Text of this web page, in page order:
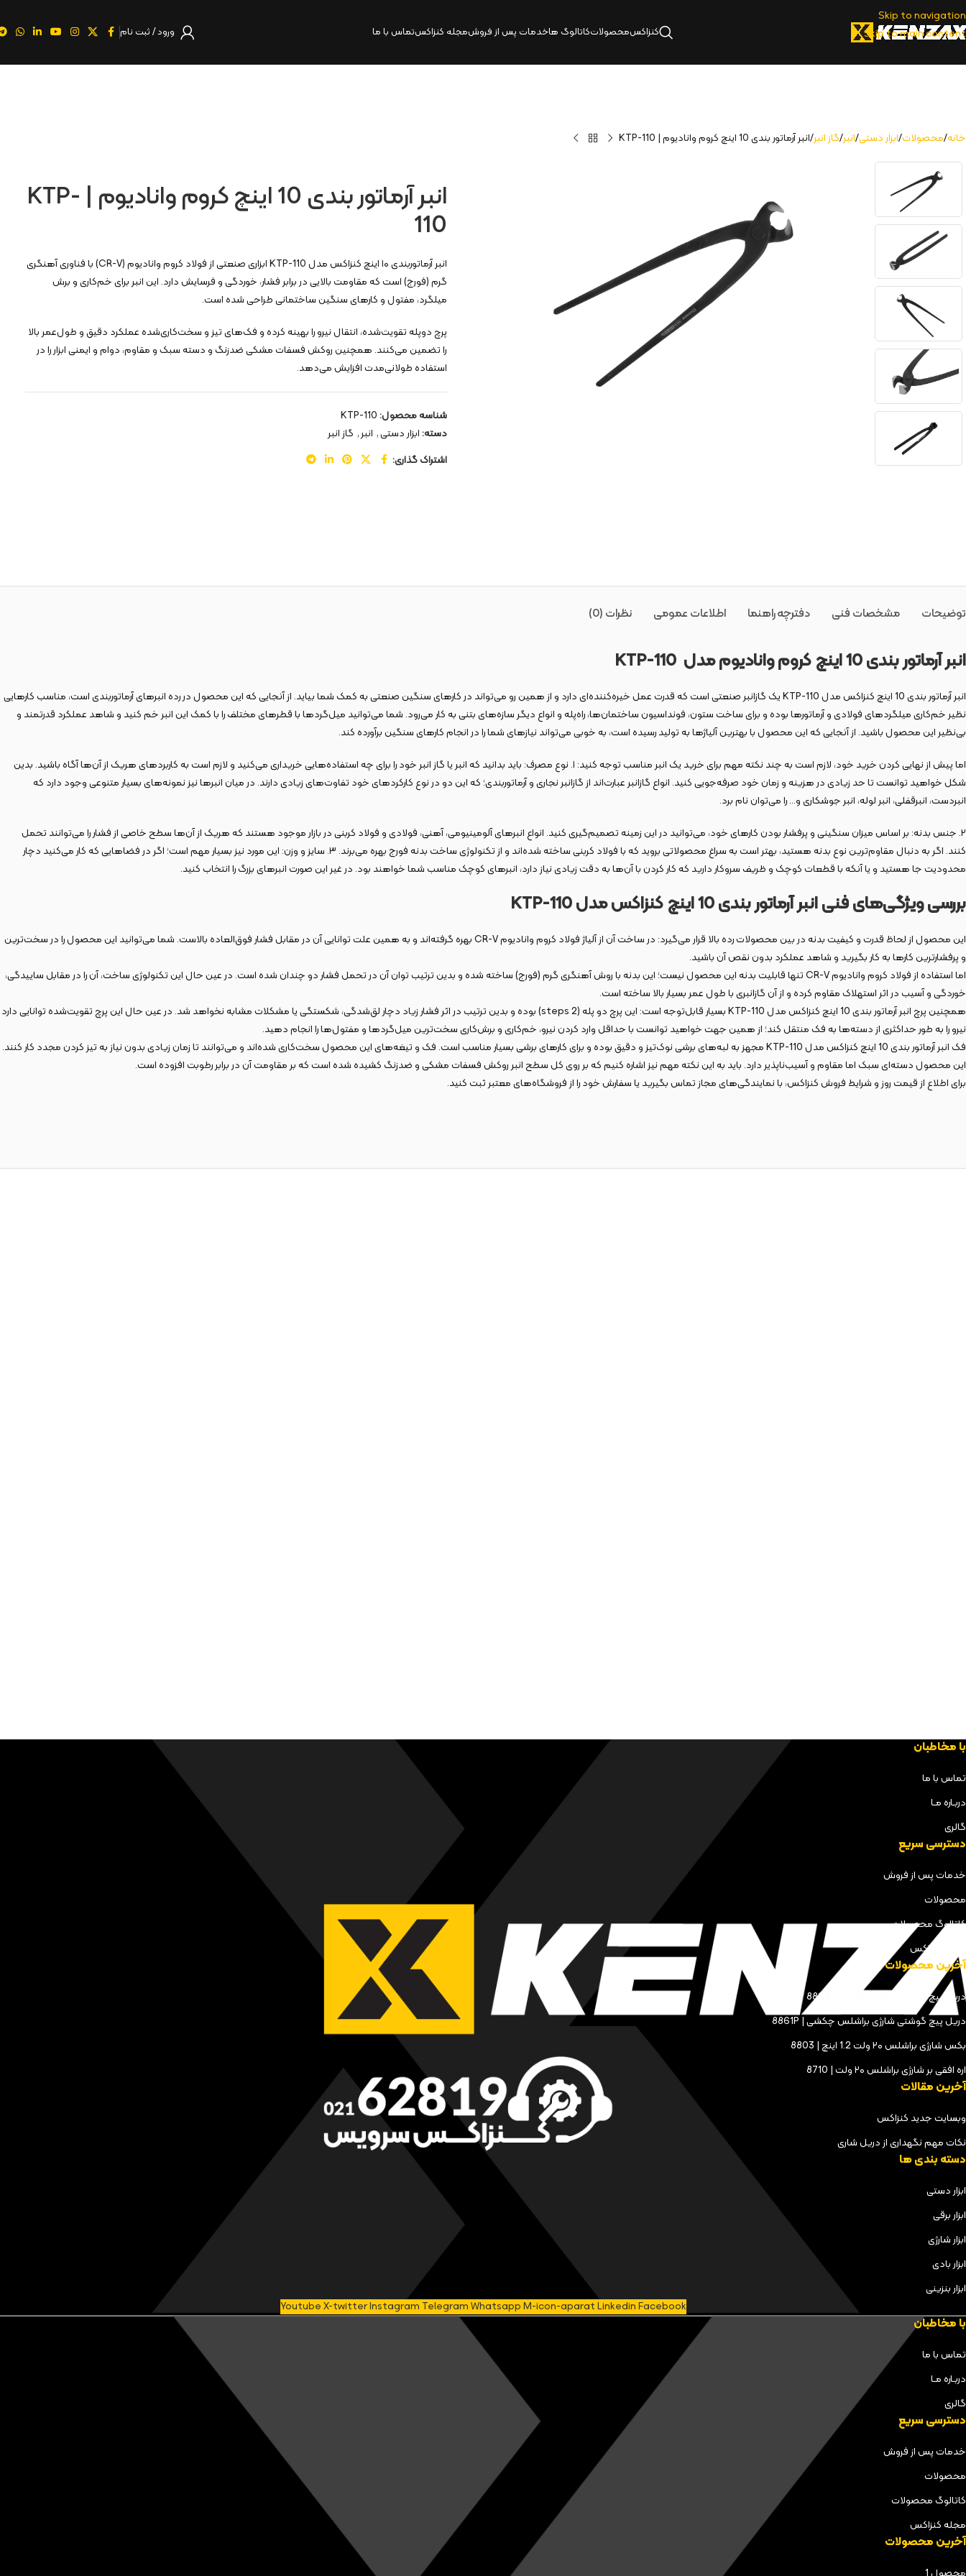
Skip to navigation
Skip to main content
کنزاکسمحصولاتکاتالوگ‌ هاخدمات پس از فروشمجله کنزاکستماس با ما ورود / ثبت نام
خانه محصولات ابزار دستی انبر گاز انبر انبر آرماتور بندی 10 اینچ کروم وانادیوم | KTP-110
انبر آرماتور بندی 10 اینچ کروم وانادیوم | KTP-
110
انبر آرماتوربندی ۱۰ اینچ کنزاکس مدل KTP-110 ابزاری صنعتی از فولاد کروم وانادیوم (CR-V) با فناوری آهنگری
گرم (فورج) است که مقاومت بالایی در برابر فشار، خوردگی و فرسایش دارد. این انبر برای خم‌کاری و برش
میلگرد، مفتول و کارهای سنگین ساختمانی طراحی شده است.
پرچ دوپله تقویت‌شده، انتقال نیرو را بهینه کرده و فک‌های تیز و سخت‌کاری‌شده عملکرد دقیق و طول‌عمر بالا
را تضمین می‌کنند. همچنین روکش فسفات مشکی ضدزنگ و دسته سبک و مقاوم، دوام و ایمنی ابزار را در
استفاده طولانی‌مدت افزایش می‌دهد.
شناسه محصول:KTP-110
دسته:ابزار دستی, انبر, گاز انبر
اشتراک گذاری:
توضیحات نظرات (0) مشخصات فنی اطلاعات عمومی دفترچه راهنما
انبر آرماتور بندی 10 اینچ کروم وانادیوم مدل KTP-110
انبر آرماتور بندی 10 اینچ کنزاکس مدل KTP-110 یک گازانبر صنعتی است که قدرت عمل خیره‌کننده‌ای دارد و از همین رو می‌تواند در کارهای سنگین صنعتی به کمک شما بیاید. از آنجایی که این محصول در رده انبرهای آرماتوربندی است، مناسب کارهایی
نظیر خم‌کاری میلگردهای فولادی و آرماتورها بوده و برای ساخت ستون‌، فونداسیون ساختمان‌ها، راه‌پله و انواع دیگر سازه‌های بتنی به کار می‌رود. شما می‌توانید میل‌گردها با قطرهای مختلف را با کمک این انبر خم کنید و شاهد عملکرد قدرتمند و
بی‌نظیر این محصول باشید. از آنجایی که این محصول با بهترین‌ آلیاژها به تولید رسیده است، به خوبی می‌تواند نیازهای شما را در انجام کارهای سنگین برآورده کند.
اما پیش از نهایی کردن خرید خود، لازم است به چند نکته مهم برای خرید یک انبر مناسب توجه کنید: ۱. نوع مصرف: باید بدانید که انبر یا گاز انبر خود را برای چه استفاده‌هایی خریداری می‌کنید و لازم است به کاربردهای هریک از آن‌ها آگاه باشید. بدین
شکل خواهید توانست تا حد زیادی در هزینه و زمان خود صرفه‌جویی کنید. انواع گازانبر عبارت‌اند از گازانبر نجاری و آرماتوربندی؛ که این دو در نوع کارکردهای خود تفاوت‌های زیادی دارند. در میان انبرها نیز نمونه‌های بسیار متنوعی وجود دارد که
انبردست، انبرقفلی، انبر لوله، انبر جوشکاری و… را می‌توان نام برد.
۲. جنس بدنه:‌ بر اساس میزان سنگینی و پرفشار بودن کارهای خود، می‌توانید در این زمینه تصمیم‌گیری کنید. انواع انبرهای آلومینیومی، آهنی، فولادی و فولاد کربنی در بازار موجود هستند که هریک از آن‌ها سطح خاصی از فشار را می‌توانند تحمل
کنند. اگر به دنبال مقاوم‌ترین نوع بدنه هستید، بهتر است به سراغ محصولاتی بروید که با فولاد کربنی ساخته شده‌اند و از تکنولوژی ساخت بدنه فورج بهره می‌برند. ۳. سایز و وزن: این مورد نیز بسیار مهم است؛ اگر در فضاهایی که کار می‌کنید دچار
محدودیت جا هستید و یا آنکه با قطعات کوچک و ظریف سروکار دارید که کار کردن با آن‌ها به دقت زیادی نیاز دارد، انبرهای کوچک مناسب شما خواهند بود. در غیر این صورت انبرهای بزرگ را انتخاب کنید.
بررسی ویژگی‌های فنی انبر آرماتور بندی 10 اینچ کنزاکس مدل KTP-110
این محصول از لحاظ قدرت و کیفیت بدنه در بین محصولات رده بالا قرار می‌گیرد: در ساخت آن از آلیاژ فولاد کروم وانادیوم CR-V بهره گرفته‌اند و به همین علت توانایی آن در مقابل فشار فوق‌العاده بالاست. شما می‌توانید این محصول را در سخت‌ترین
و پرفشارترین کارها به کار بگیرید و شاهد عملکرد بدون نقص آن باشید.
اما استفاده از فولاد کروم وانادیوم CR-V تنها قابلیت بدنه این محصول نیست؛ این بدنه با روش آهنگری گرم (فورج) ساخته شده و بدین ترتیب توان آن در تحمل فشار دو چندان شده است. در عین حال این تکنولوژی ساخت، آن را در مقابل ساییدگی،
خوردگی و آسیب در اثر استهلاک مقاوم کرده و از آن گازانبری با طول عمر بسیار بالا ساخته است.
همچنین پرچ انبر آرماتور بندی 10 اینچ کنزاکس مدل KTP-110 بسیار قابل‌توجه است:‌ این پرچ دو پله (2 steps) بوده و بدین ترتیب در اثر فشار زیاد دچار لق‌شدگی، شکستگی یا مشکلات مشابه نخواهد شد. در عین حال این پرچ تقویت‌شده توانایی دارد
نیرو را به طور حداکثری از دسته‌ها به فک منتقل کند؛ از همین جهت خواهید توانست با حداقل وارد کردن نیرو، خم‌کاری و برش‌کاری سخت‌ترین میل‌گردها و مفتول‌ها را انجام دهید.
فک انبر آرماتور بندی 10 اینچ کنزاکس مدل KTP-110 مجهز به لبه‌های برشی نوک‌تیز و دقیق بوده و برای کارهای برشی بسیار مناسب است. فک و تیغه‌های این محصول سخت‌کاری‌ شده‌اند و می‌توانند تا زمان زیادی بدون نیاز به تیز کردن مجدد کار کنند.
این محصول دسته‌ای سبک اما مقاوم و آسیب‌ناپذیر دارد. باید به این نکته مهم نیز اشاره کنیم که بر روی کل سطح انبر روکش فسفات مشکی و ضدزنگ کشیده شده است که بر مقاومت آن در برابر رطوبت افزوده است.
برای اطلاع از قیمت روز و شرایط فروش کنزاکس، با نمایندگی‌های مجاز تماس بگیرید یا سفارش خود را از فروشگاه‌های معتبر ثبت کنید.
با مخاطبان
تماس با ما
دربـاره مـا
گالری
دسترسی سریع
خدمات پس از فروش
محصولات
کاتالوگ محصولات
مجله کنزاکس
آخرین محصولات
دریل پیچ گوشتی شارژی براشلس | 8898
دریل پیچ گوشتی شارژی براشلس چکشی | 8861P
بکس شارژی براشلس ۲۰ ولت 1.2 اینچ | 8803
اره افقی بر شارژی براشلس ۲۰ ولت | 8710
آخرین مقالات
وبسایت جدید کنزاکس
نکات مهم نگهداری از دریل شاری
دسته بندی ها
ابزار دستی
ابزار برقی
ابزار شارژی
ابزار بادی
ابزار بنزینی
YoutubeX-twitterInstagram TelegramWhatsappM-icon-aparatLinkedinFacebook
با مخاطبان
تماس با ما
دربـاره مـا
گالری
دسترسی سریع
خدمات پس از فروش
محصولات
کاتالوگ محصولات
مجله کنزاکس
آخرین محصولات